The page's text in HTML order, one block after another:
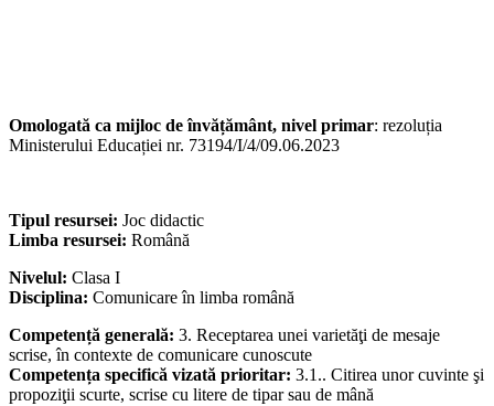
Omologată ca mijloc de învățământ, nivel primar: rezoluția
Ministerului Educației nr. 73194/I/4/09.06.2023
Tipul resursei: Joc didactic
Limba resursei: Română
Nivelul: Clasa I
Disciplina: Comunicare în limba română
Competență generală: 3. Receptarea unei varietăţi de mesaje
scrise, în contexte de comunicare cunoscute
Competența specifică vizată prioritar: 3.1.. Citirea unor cuvinte şi
propoziţii scurte, scrise cu litere de tipar sau de mână